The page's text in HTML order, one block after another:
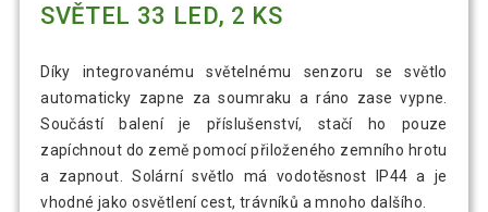
SVĚTEL 33 LED, 2 KS
Díky integrovanému světelnému senzoru se světlo
automaticky zapne za soumraku a ráno zase vypne.
Součástí balení je příslušenství, stačí ho pouze
zapíchnout do země pomocí přiloženého zemního hrotu
a zapnout. Solární světlo má vodotěsnost IP44 a je
vhodné jako osvětlení cest, trávníků a mnoho dalšího.